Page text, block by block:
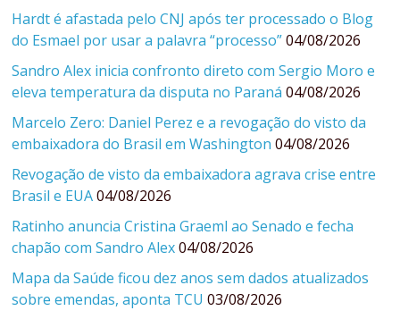
Hardt é afastada pelo CNJ após ter processado o Blog
do Esmael por usar a palavra “processo” 04/08/2026
Sandro Alex inicia confronto direto com Sergio Moro e
eleva temperatura da disputa no Paraná 04/08/2026
Marcelo Zero: Daniel Perez e a revogação do visto da
embaixadora do Brasil em Washington 04/08/2026
Revogação de visto da embaixadora agrava crise entre
Brasil e EUA 04/08/2026
Ratinho anuncia Cristina Graeml ao Senado e fecha
chapão com Sandro Alex 04/08/2026
Mapa da Saúde ficou dez anos sem dados atualizados
sobre emendas, aponta TCU 03/08/2026